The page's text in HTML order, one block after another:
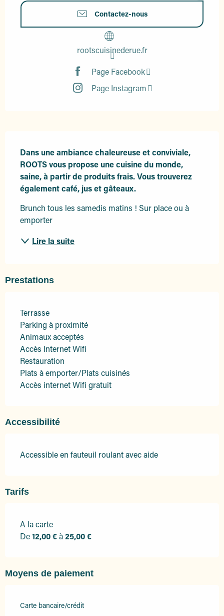
Contactez-nous
rootscuisinederue.fr
Page Facebook
Page Instagram
Dans une ambiance chaleureuse et conviviale,
ROOTS vous propose une cuisine du monde,
saine, à partir de produits frais. Vous trouverez
également café, jus et gâteaux.
Brunch tous les samedis matins ! Sur place ou à
emporter
Lire la suite
Prestations
Terrasse
Parking à proximité
Animaux acceptés
Accès Internet Wifi
Restauration
Plats à emporter/Plats cuisinés
Accès internet Wifi gratuit
Accessibilité
Accessible en fauteuil roulant avec aide
Tarifs
Tarifs 2026
A la carte
De12,00 €à25,00 €
Moyens de paiement
Carte bancaire/crédit